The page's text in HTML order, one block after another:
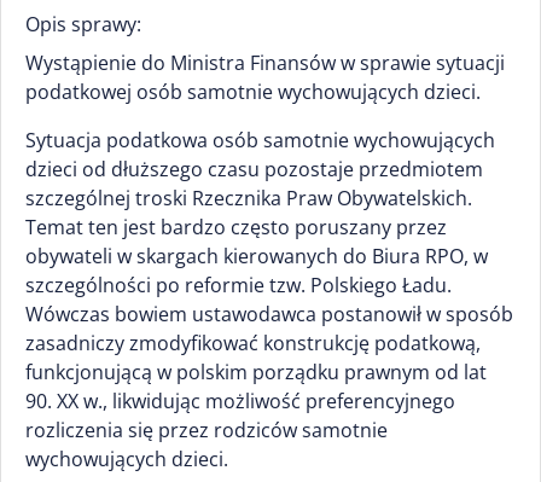
Opis sprawy:
Wystąpienie do Ministra Finansów w sprawie sytuacji
podatkowej osób samotnie wychowujących dzieci.
Sytuacja podatkowa osób samotnie wychowujących
dzieci od dłuższego czasu pozostaje przedmiotem
szczególnej troski Rzecznika Praw Obywatelskich.
Temat ten jest bardzo często poruszany przez
obywateli w skargach kierowanych do Biura RPO, w
szczególności po reformie tzw. Polskiego Ładu.
Wówczas bowiem ustawodawca postanowił w sposób
zasadniczy zmodyfikować konstrukcję podatkową,
funkcjonującą w polskim porządku prawnym od lat
90. XX w., likwidując możliwość preferencyjnego
rozliczenia się przez rodziców samotnie
wychowujących dzieci.